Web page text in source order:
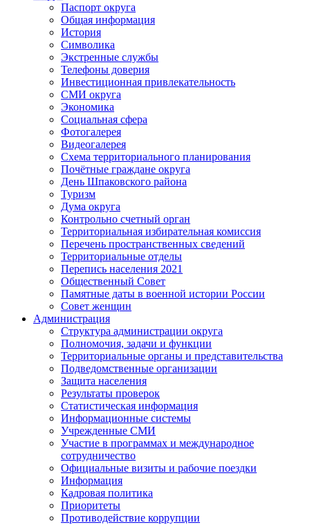
Паспорт округа
Общая информация
История
Символика
Экстренные службы
Телефоны доверия
Инвестиционная привлекательность
СМИ округа
Экономика
Социальная сфера
Фотогалерея
Видеогалерея
Схема территориального планирования
Почётные граждане округа
День Шпаковского района
Туризм
Дума округа
Контрольно счетный орган
Территориальная избирательная комиссия
Перечень пространственных сведений
Территориальные отделы
Перепись населения 2021
Общественный Совет
Памятные даты в военной истории России
Совет женщин
Администрация
Структура администрации округа
Полномочия, задачи и функции
Территориальные органы и представительства
Подведомственные организации
Защита населения
Результаты проверок
Статистическая информация
Информационные системы
Учрежденные СМИ
Участие в программах и международное
сотрудничество
Официальные визиты и рабочие поездки
Информация
Кадровая политика
Приоритеты
Противодействие коррупции